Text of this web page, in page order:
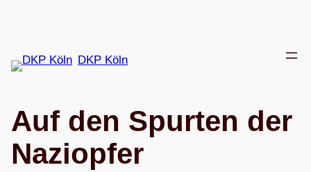
springen
DKP Köln
Auf den Spur­ten der
Naziopfer